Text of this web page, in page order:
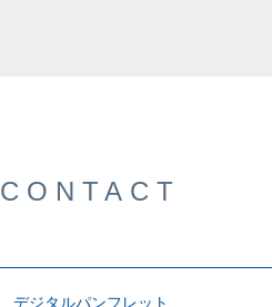
CONTACT
デジタルパンフレット